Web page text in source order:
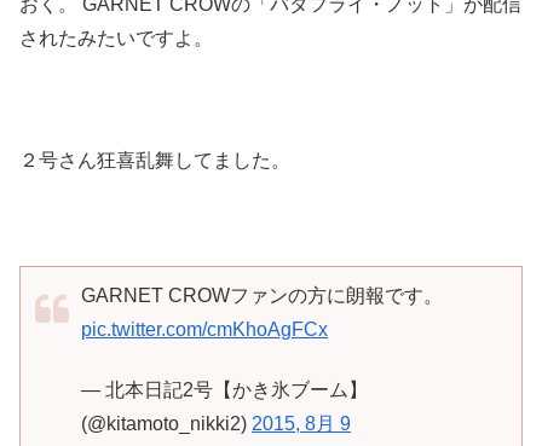
おく。 GARNET CROWの「バタフライ・ノット」が配信
されたみたいですよ。
２号さん狂喜乱舞してました。
GARNET CROWファンの方に朗報です。
pic.twitter.com/cmKhoAgFCx
— 北本日記2号【かき氷ブーム】
(@kitamoto_nikki2) 2015, 8月 9